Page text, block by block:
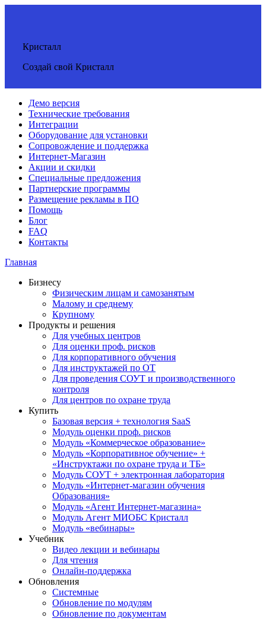
Кристалл
Создай свой Кристалл
Демо версия
Технические требования
Интеграции
Оборудование для установки
Сопровождение и поддержка
Интернет-Магазин
Акции и скидки
Специальные предложения
Партнерские программы
Размещение рекламы в ПО
Помощь
Блог
FAQ
Контакты
Главная
Бизнесу
Физическим лицам и самозанятым
Малому и среднему
Крупному
Продукты и решения
Для учебных центров
Для оценки проф. рисков
Для корпоративного обучения
Для инструктажей по ОТ
Для проведения СОУТ и производственного
контроля
Для центров по охране труда
Купить
Базовая версия + технология SaaS
Модуль оценки проф. рисков
Модуль «Коммерческое образование»
Модуль «Корпоративное обучение» +
«Инструктажи по охране труда и ТБ»
Модуль СОУТ + электронная лаборатория
Модуль «Интернет-магазин обучения
Образования»
Модуль «Агент Интернет-магазина»
Модуль Агент МИОБС Кристалл
Модуль «вебинары»
Учебник
Видео лекции и вебинары
Для чтения
Онлайн-поддержка
Обновления
Системные
Обновление по модулям
Обновление по документам